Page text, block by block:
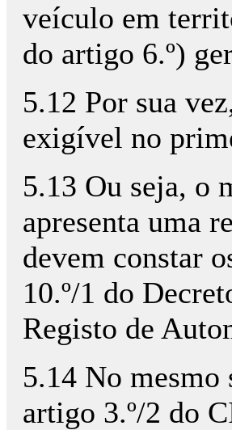
veículo em
do artigo 6.º)
5.12 Por sua
exigível no
5.13 Ou seja, o
apresenta uma
devem constar
10.º/1 do
Registo de
5.14 No
artigo 3.º/2 do